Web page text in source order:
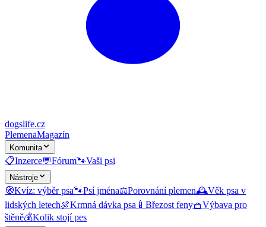
dogslife.cz
PlemenaMagazín
Komunita
📋Inzerce💬Fórum🐾Vaši psi
Nástroje
🧭Kvíz: výběr psa🐾Psí jména⚖️Porovnání plemen🕰️Věk psa v
lidských letech🍖Krmná dávka psa 🍼 Březost feny🧺Výbava pro
štěně💰Kolik stojí pes